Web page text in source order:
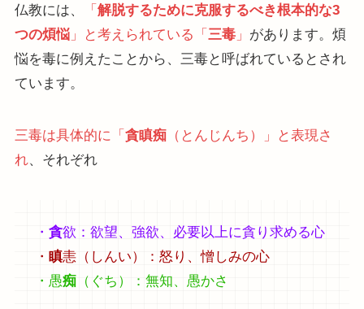
仏教には、 「 解脱するために克服するべき根本的な3
つの煩悩」と考えられている「 三毒」 があります。煩
悩を毒に例えたことから、三毒と呼ばれているとされ
ています。
三毒は具体的に「 貪瞋痴（とんじんち）」と表現さ
れ、それぞれ
・貪欲：欲望、強欲、必要以上に貪り求める心
・ 瞋恚（しんい）：怒り、憎しみの心
・愚痴 （ぐち）：無知、愚かさ